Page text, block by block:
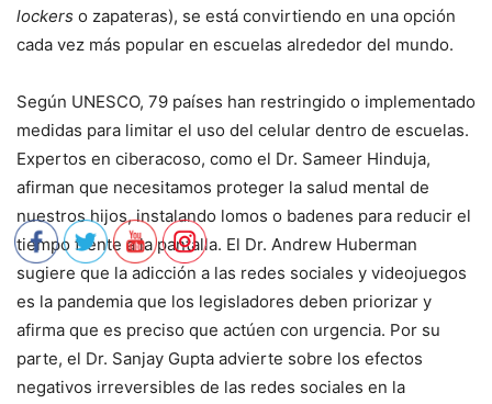
lockers o zapateras), se está convirtiendo en una opción
cada vez más popular en escuelas alrededor del mundo.
Según UNESCO, 79 países han restringido o implementado
medidas para limitar el uso del celular dentro de escuelas.
Expertos en ciberacoso, como el Dr. Sameer Hinduja,
afirman que necesitamos proteger la salud mental de
nuestros hijos, instalando lomos o badenes para reducir el
tiempo frente a la pantalla. El Dr. Andrew Huberman
sugiere que la adicción a las redes sociales y videojuegos
es la pandemia que los legisladores deben priorizar y
afirma que es preciso que actúen con urgencia. Por su
parte, el Dr. Sanjay Gupta advierte sobre los efectos
negativos irreversibles de las redes sociales en la